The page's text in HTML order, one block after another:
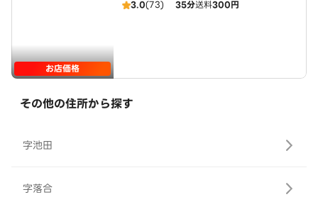
お店価格
バー
3.0(73) 35分送料300円
その他の住所から探す
字池田
字落合